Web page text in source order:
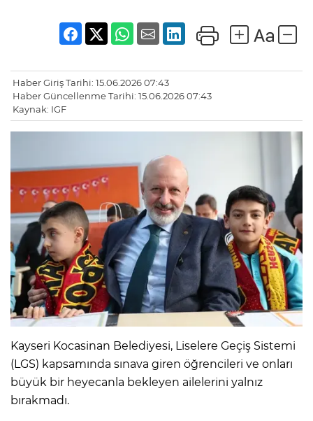
Haber Giriş Tarihi: 15.06.2026 07:43
Haber Güncellenme Tarihi: 15.06.2026 07:43
Kaynak: IGF
Kayseri Kocasinan Belediyesi, Liselere Geçiş Sistemi
(LGS) kapsamında sınava giren öğrencileri ve onları
büyük bir heyecanla bekleyen ailelerini yalnız
bırakmadı.